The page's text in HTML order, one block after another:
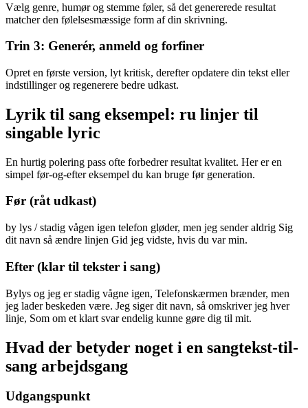
Vælg genre, humør og stemme føler, så det genererede resultat
matcher den følelsesmæssige form af din skrivning.
Trin 3: Generér, anmeld og forfiner
Opret en første version, lyt kritisk, derefter opdatere din tekst eller
indstillinger og regenerere bedre udkast.
Lyrik til sang eksempel: ru linjer til
singable lyric
En hurtig polering pass ofte forbedrer resultat kvalitet. Her er en
simpel før-og-efter eksempel du kan bruge før generation.
Før (råt udkast)
by lys / stadig vågen igen telefon gløder, men jeg sender aldrig Sig
dit navn så ændre linjen Gid jeg vidste, hvis du var min.
Efter (klar til tekster i sang)
Bylys og jeg er stadig vågne igen, Telefonskærmen brænder, men
jeg lader beskeden være. Jeg siger dit navn, så omskriver jeg hver
linje, Som om et klart svar endelig kunne gøre dig til mit.
Hvad der betyder noget i en sangtekst-til-
sang arbejdsgang
Udgangspunkt